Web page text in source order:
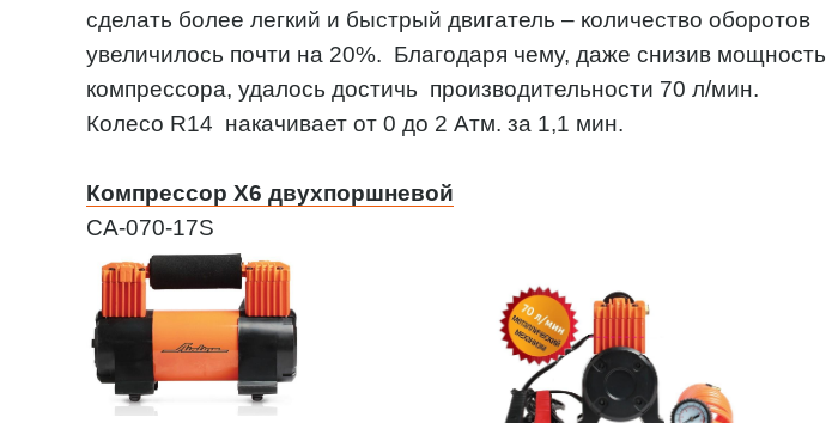
сделать более легкий и быстрый двигатель – количество оборотов
увеличилось почти на 20%. Благодаря чему, даже снизив мощность
компрессора, удалось достичь производительности 70 л/мин.
Колесо R14 накачивает от 0 до 2 Атм. за 1,1 мин.
Компрессор X6 двухпоршневой
CA-070-17S